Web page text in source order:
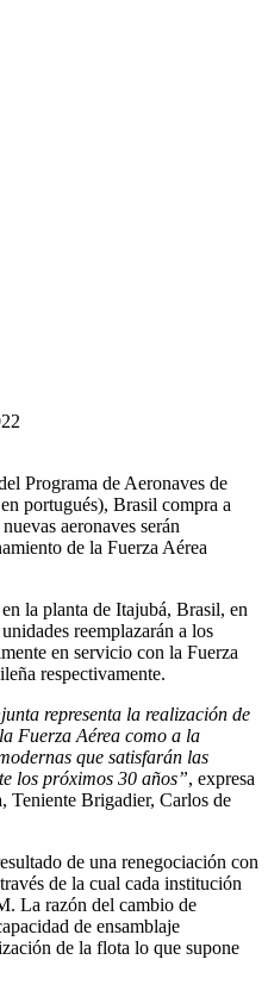
Programa de Aeronaves de
portugués), Brasil compra a
aeronaves serán
de la Fuerza Aérea
la planta de Itajubá, Brasil, en
reemplazarán a los
en servicio con la Fuerza
respectivamente.
representa la realización de
Fuerza Aérea como a la
que satisfarán las
los próximos 30 años”, expresa
Teniente Brigadier, Carlos de
de una renegociación con
de la cual cada institución
La razón del cambio de
de ensamblaje
de la flota lo que supone